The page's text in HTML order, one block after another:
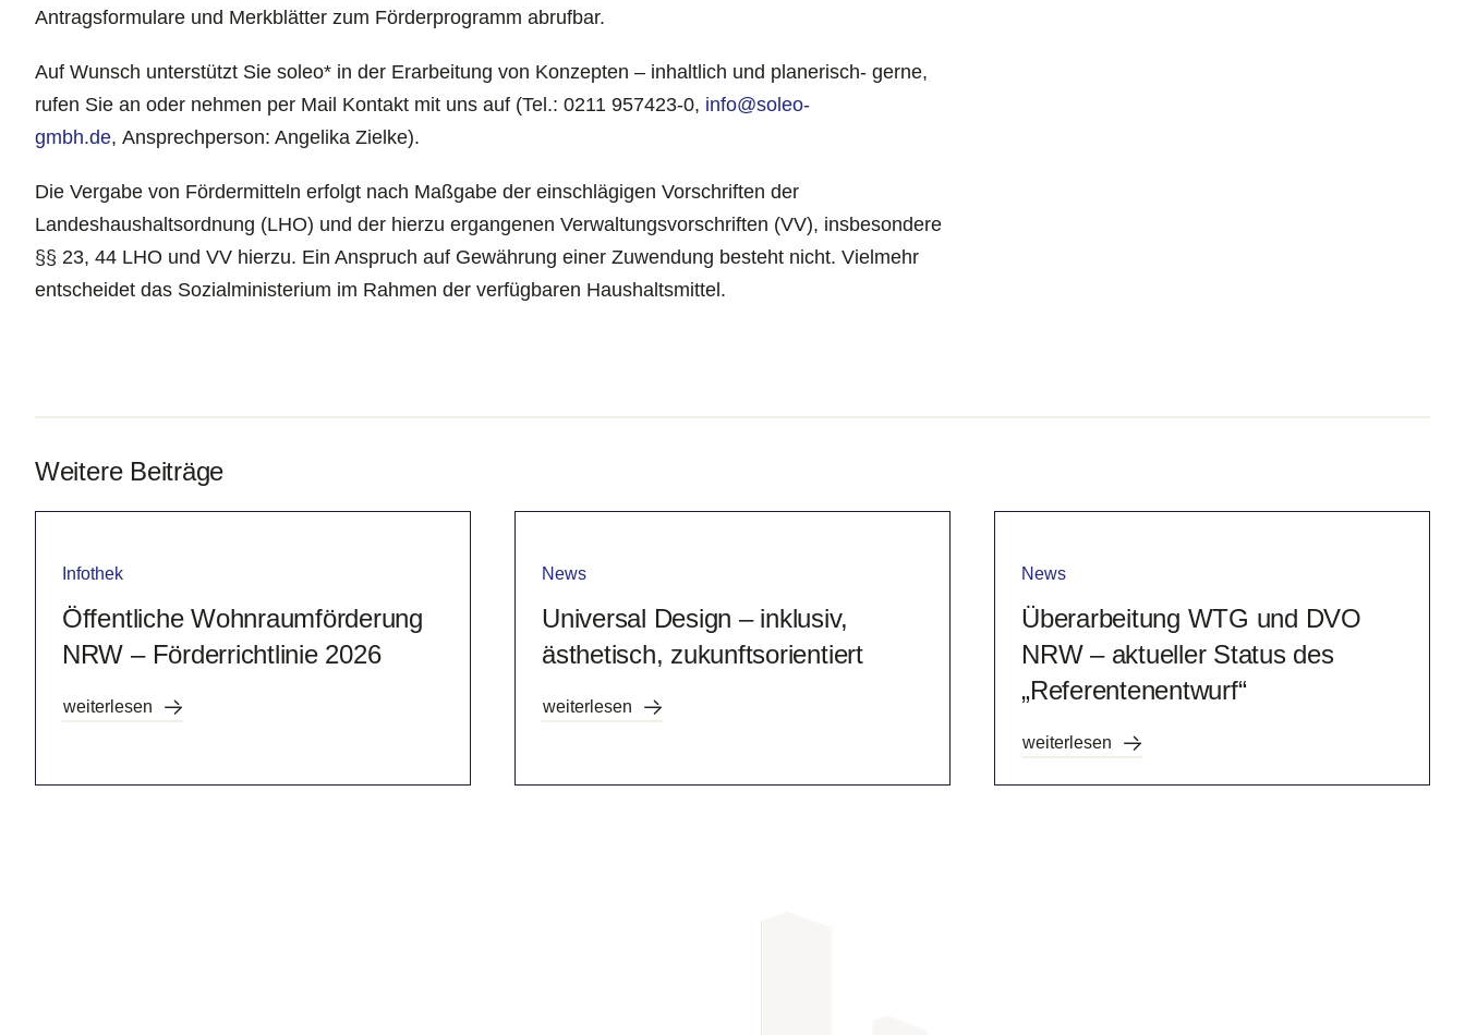
Antragsformulare und Merkblätter zum Förderprogramm abrufbar.
Auf Wunsch unterstützt Sie soleo* in der Erarbeitung von Konzepten – inhaltlich und planerisch- gerne,
rufen Sie an oder nehmen per Mail Kontakt mit uns auf (Tel.: 0211 957423-0, info@soleo-
gmbh.de, Ansprechperson: Angelika Zielke).
Die Vergabe von Fördermitteln erfolgt nach Maßgabe der einschlägigen Vorschriften der
Landeshaushaltsordnung (LHO) und der hierzu ergangenen Verwaltungsvorschriften (VV), insbesondere
§§ 23, 44 LHO und VV hierzu. Ein Anspruch auf Gewährung einer Zuwendung besteht nicht. Vielmehr
entscheidet das Sozialministerium im Rahmen der verfügbaren Haushaltsmittel.
Weitere Beiträge
Infothek
Öffentliche Wohnraumförderung
NRW – Förderrichtlinie 2026
weiterlesen
News
Universal Design – inklusiv,
ästhetisch, zukunftsorientiert
weiterlesen
News
Überarbeitung WTG und DVO
NRW – aktueller Status des
„Referentenentwurf“
weiterlesen